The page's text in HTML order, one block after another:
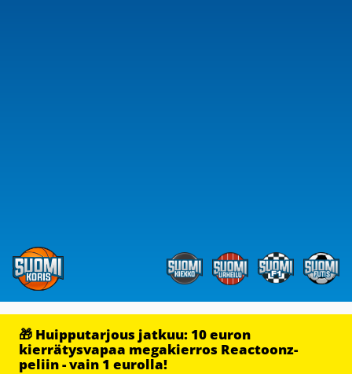
🎁 Huipputarjous jatkuu: 10 euron
kierrätysvapaa megakierros Reactoonz-
peliin - vain 1 eurolla!